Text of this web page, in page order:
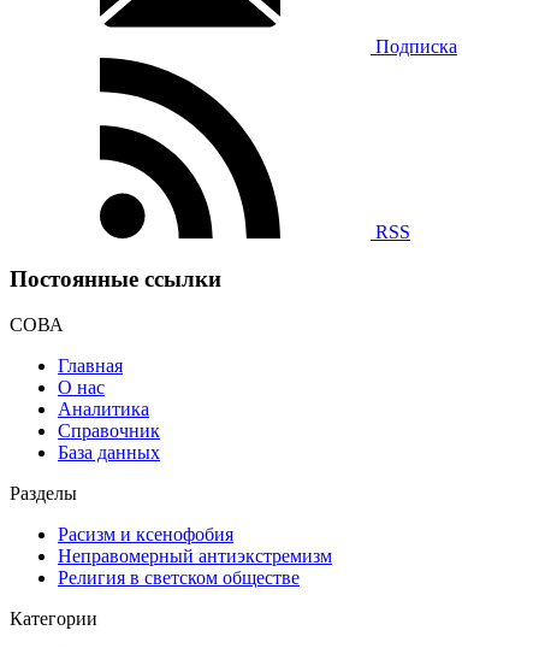
Подписка
RSS
Постоянные ссылки
СОВА
Главная
О нас
Аналитика
Справочник
База данных
Разделы
Расизм и ксенофобия
Неправомерный антиэкстремизм
Религия в светском обществе
Категории